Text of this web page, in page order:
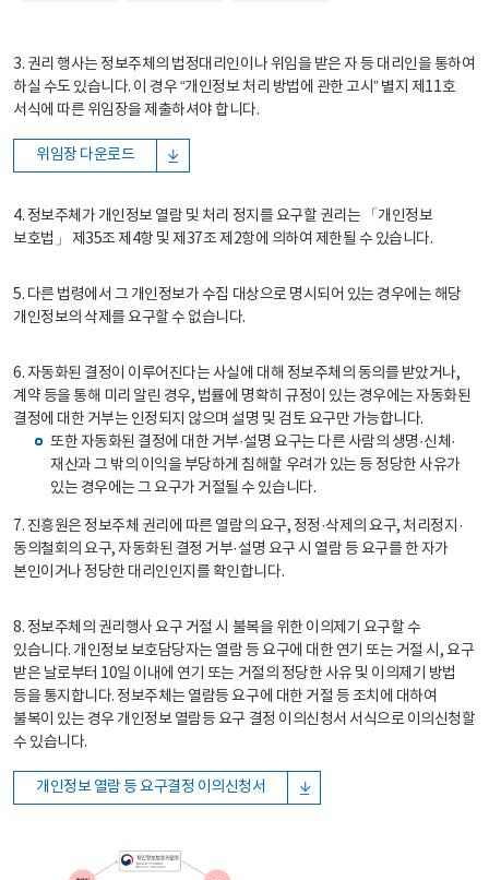
3. 권리 행사는 정보주체의 법정대리인이나 위임을 받은 자 등 대리인을 통하여
하실 수도 있습니다. 이 경우 “개인정보 처리 방법에 관한 고시” 별지 제11호
서식에 따른 위임장을 제출하셔야 합니다.
위임장 다운로드
4. 정보주체가 개인정보 열람 및 처리 정지를 요구할 권리는 「개인정보
보호법」 제35조 제4항 및 제37조 제2항에 의하여 제한될 수 있습니다.
5. 다른 법령에서 그 개인정보가 수집 대상으로 명시되어 있는 경우에는 해당
개인정보의 삭제를 요구할 수 없습니다.
6. 자동화된 결정이 이루어진다는 사실에 대해 정보주체의 동의를 받았거나,
계약 등을 통해 미리 알린 경우, 법률에 명확히 규정이 있는 경우에는 자동화된
결정에 대한 거부는 인정되지 않으며 설명 및 검토 요구만 가능합니다.
또한 자동화된 결정에 대한 거부·설명 요구는 다른 사람의 생명·신체·
재산과 그 밖의 이익을 부당하게 침해할 우려가 있는 등 정당한 사유가
있는 경우에는 그 요구가 거절될 수 있습니다.
7. 진흥원은 정보주체 권리에 따른 열람의 요구, 정정·삭제의 요구, 처리정지·
동의철회의 요구, 자동화된 결정 거부·설명 요구 시 열람 등 요구를 한 자가
본인이거나 정당한 대리인인지를 확인합니다.
8. 정보주체의 권리행사 요구 거절 시 불복을 위한 이의제기 요구할 수
있습니다. 개인정보 보호담당자는 열람 등 요구에 대한 연기 또는 거절 시, 요구
받은 날로부터 10일 이내에 연기 또는 거절의 정당한 사유 및 이의제기 방법
등을 통지합니다. 정보주체는 열람등 요구에 대한 거절 등 조치에 대하여
불복이 있는 경우 개인정보 열람등 요구 결정 이의신청서 서식으로 이의신청할
수 있습니다.
개인정보 열람 등 요구결정 이의신청서